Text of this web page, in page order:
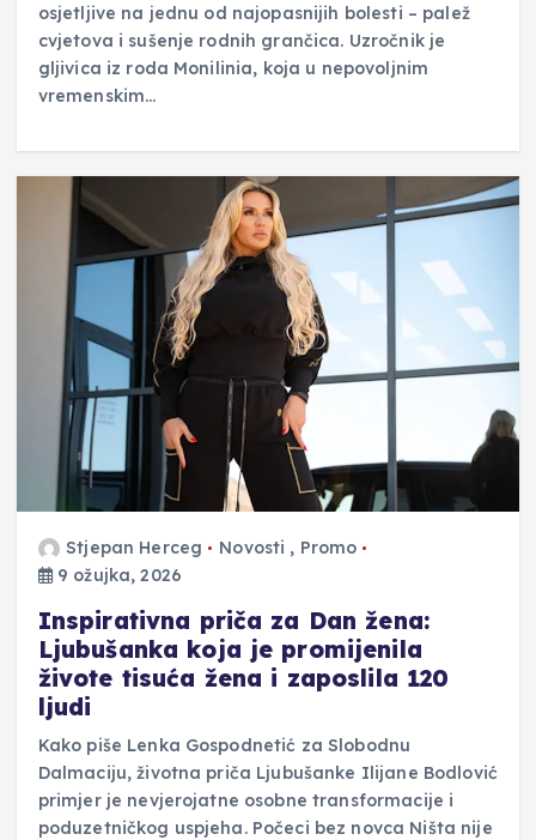
osjetljive na jednu od najopasnijih bolesti – palež
cvjetova i sušenje rodnih grančica. Uzročnik je
gljivica iz roda Monilinia, koja u nepovoljnim
vremenskim…
Stjepan Herceg Novosti , Promo
9 ožujka, 2026
Inspirativna priča za Dan žena:
Ljubušanka koja je promijenila
živote tisuća žena i zaposlila 120
ljudi
Kako piše Lenka Gospodnetić za Slobodnu
Dalmaciju, životna priča Ljubušanke Ilijane Bodlović
primjer je nevjerojatne osobne transformacije i
poduzetničkog uspjeha. Počeci bez novca Ništa nije